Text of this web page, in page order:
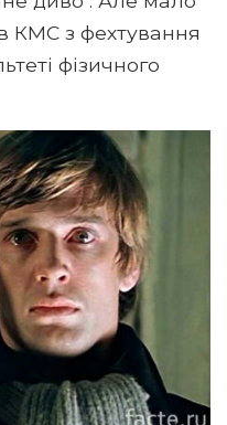
КМС з фехтування
фізичного